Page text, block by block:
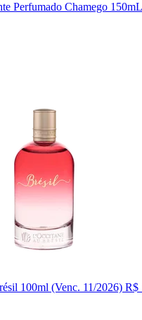
Perfumado Chamego 150mL
100ml (Venc. 11/2026) R$